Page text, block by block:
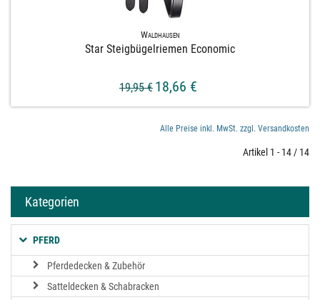
Waldhausen
Star Steigbügelriemen Economic
19,95 € 18,66 €
Alle Preise inkl. MwSt. zzgl. Versandkosten
Artikel 1 - 14 / 14
Kategorien
PFERD
Pferdedecken & Zubehör
Satteldecken & Schabracken